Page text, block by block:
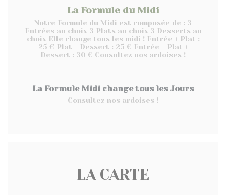
La Formule du Midi
Notre Formule du Midi est composée de : 3
Entrées au choix 3 Plats au choix 3 Desserts au
choix Elle change tous les midi ! Entrée + Plat :
25 € Plat + Dessert : 25 € Entrée + Plat +
Dessert : 30 € Consultez nos ardoises !
La Formule Midi change tous les Jours
Consultez nos ardoises !
LA CARTE